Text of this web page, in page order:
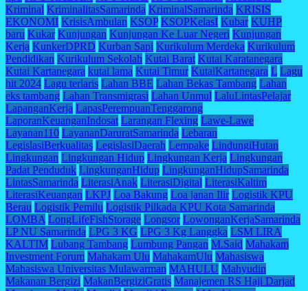
Kriminal KriminalitasSamarinda KriminalSamarinda KRISIS
EKONOMI KrisisAmbulan KSOP KSOPKelasI Kubar KUHP
baru Kukar Kunjungan Kunjungan Ke Luar Negeri Kunjungan
Kerja KunkerDPRD Kurban Sapi Kurikulum Merdeka Kurikulum
Pendidikan Kurikulum Sekolah Kutai Barat Kutai Karatanegara
Kutai Kartanegara kutai lama Kutai Timur KutaiKartanegara L Lagu
hit 2024 Lagu terlaris Lahan BBE Lahan Bekas Tambang Lahan
eks tambang Lahan Transmigrasi Lahan Unmul LaluLintasPelajar
LapanganKerja LapasPerempuanTenggarong
LaporanKeuanganIndosat Larangan Flexing Lawe-Lawe
Layanan110 LayananDaruratSamarinda Lebaran
LegislasiBerkualitas LegislasiDaerah Lempake LindungiHutan
Lingkungan Lingkungan Hidup Lingkungan Kerja Lingkungan
Padat Penduduk LingkunganHidup LingkunganHidupSamarinda
LintasSamarinda LiterasiAnak LiterasiDigital LiterasiKaltim
LiterasiKeuangan LKPJ Loa Bakung Loa janan Ilir Logistik KPU
Berau Logistik Pemilu Logistik Pilkada KPU Kota Samarinda
LOMBA LongLifeFishStorage Longsor LowonganKerjaSamarinda
LP NU Samarinda LPG 3 KG LPG 3 Kg Langgka LSM LIRA
KALTIM Lubang Tambang Lumbung Pangan M.Said Mahakam
Investment Forum Mahakam Ulu MahakamUlu Mahasiswa
Mahasiswa Universitas Mulawarman MAHULU Mahyudin
Makanan Bergizi MakanBergiziGratis Manajemen RS Haji Darjad